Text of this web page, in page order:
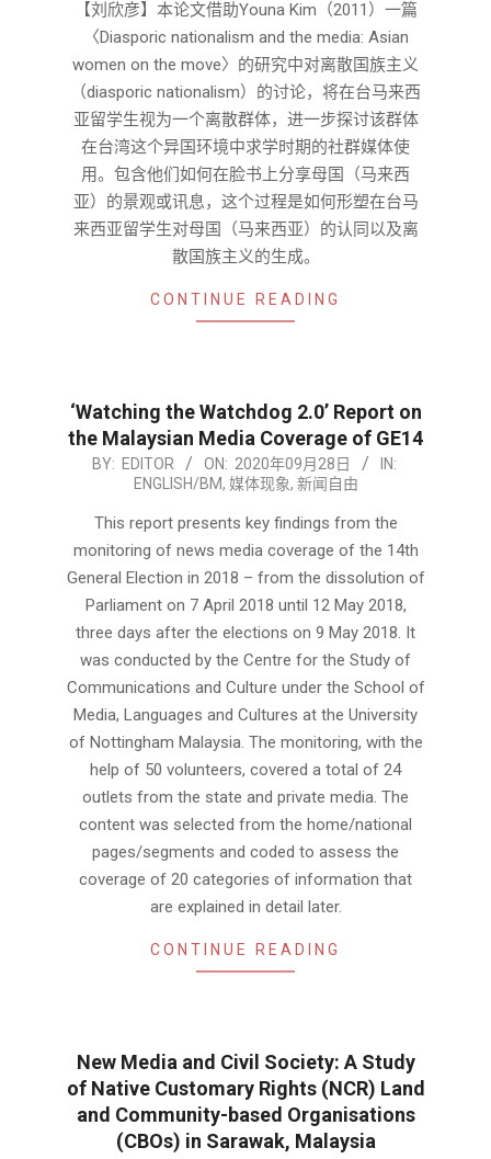
【刘欣彦】本论文借助Youna Kim（2011）一篇
〈Diasporic nationalism and the media: Asian
women on the move〉的研究中对离散国族主义
（diasporic nationalism）的讨论，将在台马来西
亚留学生视为一个离散群体，进一步探讨该群体
在台湾这个异国环境中求学时期的社群媒体使
用。包含他们如何在脸书上分享母国（马来西
亚）的景观或讯息，这个过程是如何形塑在台马
来西亚留学生对母国（马来西亚）的认同以及离
散国族主义的生成。
CONTINUE READING
‘Watching the Watchdog 2.0’ Report on
the Malaysian Media Coverage of GE14
2020-BY: EDITOR ON: 2020年09月28日
IN:
ENGLISH/BM, 媒体现象, 新闻自由
This report presents key findings from the
monitoring of news media coverage of the 14th
General Election in 2018 – from the dissolution of
Parliament on 7 April 2018 until 12 May 2018,
three days after the elections on 9 May 2018. It
was conducted by the Centre for the Study of
Communications and Culture under the School of
Media, Languages and Cultures at the University
of Nottingham Malaysia. The monitoring, with the
help of 50 volunteers, covered a total of 24
outlets from the state and private media. The
content was selected from the home/national
pages/segments and coded to assess the
coverage of 20 categories of information that
are explained in detail later.
CONTINUE READING
New Media and Civil Society: A Study
of Native Customary Rights (NCR) Land
and Community-based Organisations
(CBOs) in Sarawak, Malaysia